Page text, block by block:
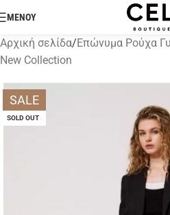
ΜΕΝΟΥ
Αρχική σελίδα/Επώνυμα Ρούχα
New Collection
SALE
SOLD OUT